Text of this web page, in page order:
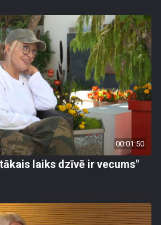
00:01:50
laiks dzīvē ir vecums"